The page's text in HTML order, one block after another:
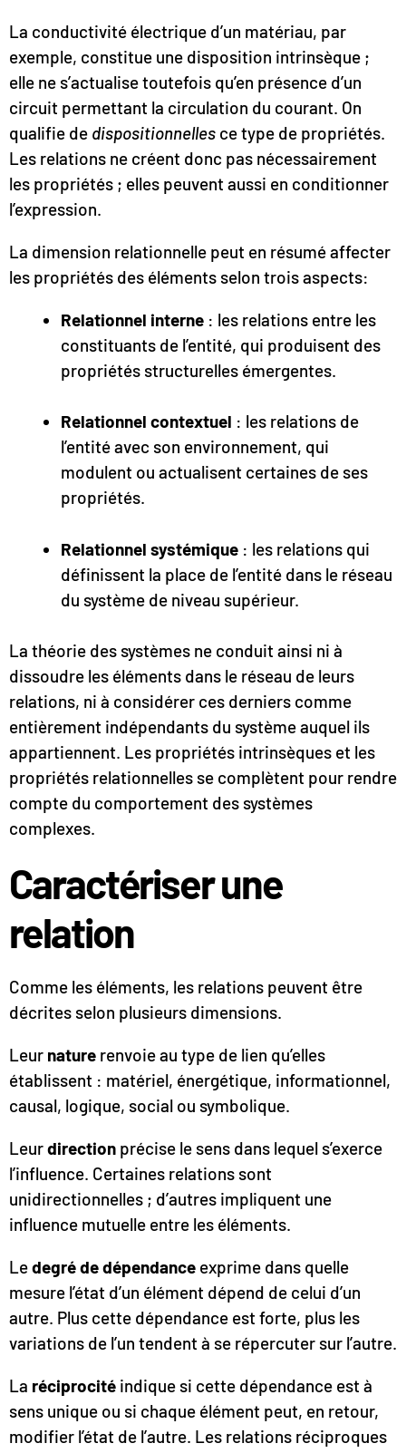
La conductivité électrique d’un matériau, par
exemple, constitue une disposition intrinsèque ;
elle ne s’actualise toutefois qu’en présence d’un
circuit permettant la circulation du courant. On
qualifie de dispositionnelles ce type de propriétés.
Les relations ne créent donc pas nécessairement
les propriétés ; elles peuvent aussi en conditionner
l’expression.
La dimension relationnelle peut en résumé affecter
les propriétés des éléments selon trois aspects:
Relationnel interne : les relations entre les
constituants de l’entité, qui produisent des
propriétés structurelles émergentes.
Relationnel contextuel : les relations de
l’entité avec son environnement, qui
modulent ou actualisent certaines de ses
propriétés.
Relationnel systémique : les relations qui
définissent la place de l’entité dans le réseau
du système de niveau supérieur.
La théorie des systèmes ne conduit ainsi ni à
dissoudre les éléments dans le réseau de leurs
relations, ni à considérer ces derniers comme
entièrement indépendants du système auquel ils
appartiennent. Les propriétés intrinsèques et les
propriétés relationnelles se complètent pour rendre
compte du comportement des systèmes
complexes.
Caractériser une
relation
Comme les éléments, les relations peuvent être
décrites selon plusieurs dimensions.
Leur nature renvoie au type de lien qu’elles
établissent : matériel, énergétique, informationnel,
causal, logique, social ou symbolique.
Leurdirection précise le sens dans lequel s’exerce
l’influence. Certaines relations sont
unidirectionnelles ; d’autres impliquent une
influence mutuelle entre les éléments.
Ledegré de dépendance exprime dans quelle
mesure l’état d’un élément dépend de celui d’un
autre. Plus cette dépendance est forte, plus les
variations de l’un tendent à se répercuter sur l’autre.
La réciprocité indique si cette dépendance est à
sens unique ou si chaque élément peut, en retour,
modifier l’état de l’autre. Les relations réciproques